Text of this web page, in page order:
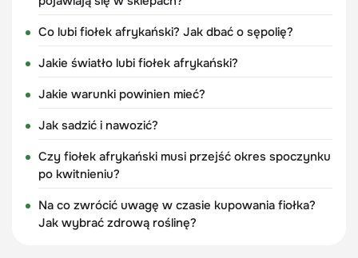
Co lubi fiołek afrykański? Jak dbać o sępolię?
Jakie światło lubi fiołek afrykański?
Jakie warunki powinien mieć?
Jak sadzić i nawozić?
Czy fiołek afrykański musi przejść okres spoczynku
po kwitnieniu?
Na co zwrócić uwagę w czasie kupowania fiołka?
Jak wybrać zdrową roślinę?